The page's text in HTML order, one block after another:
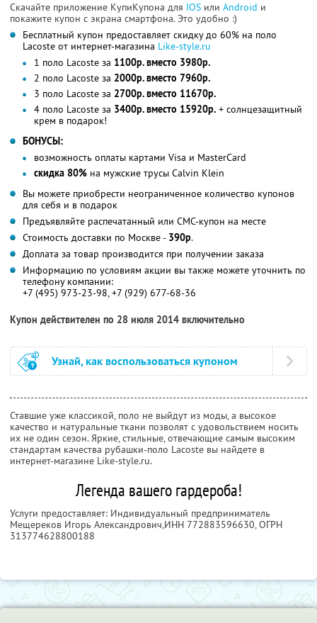
Скачайте приложение КупиКупона для IOS или Android и
покажите купон с экрана смартфона. Это удобно :)
Бесплатный купон предоставляет скидку до 60% на поло
Lacoste от интернет-магазина Like-style.ru
1 поло Lacoste за 1100р. вместо 3980р.
2 поло Lacoste за 2000р. вместо 7960р.
3 поло Lacoste за 2700р. вместо 11670р.
4 поло Lacoste за 3400р. вместо 15920р. + солнцезащитный
крем в подарок!
БОНУСЫ:
возможность оплаты картами Visa и MasterCard
скидка 80% на мужские трусы Calvin Klein
Вы можете приобрести неограниченное количество купонов
для себя и в подарок
Предъявляйте распечатанный или СМС-купон на месте
Стоимость доставки по Москве - 390р.
Доплата за товар производится при получении заказа
Информацию по условиям акции вы также можете уточнить по
телефону компании:
+7 (495) 973-23-98, +7 (929) 677-68-36
Купон действителен по 28 июля 2014 включительно
Узнай, как воспользоваться купоном
Ставшие уже классикой, поло не выйдут из моды, а высокое
качество и натуральные ткани позволят с удовольствием носить
их не один сезон. Яркие, стильные, отвечающие самым высоким
стандартам качества рубашки-поло Lacoste вы найдете в
интернет-магазине Like-style.ru.
Легенда вашего гардероба!
Услуги предоставляет: Индивидуальный предприниматель
Мещереков Игорь Александрович,ИНН 772883596630, ОГРН
313774628800188